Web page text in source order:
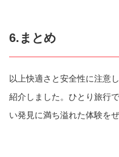
6.まとめ
以上快適さと安全性に注意
紹介しました。ひとり旅行
い発見に満ち溢れた体験を